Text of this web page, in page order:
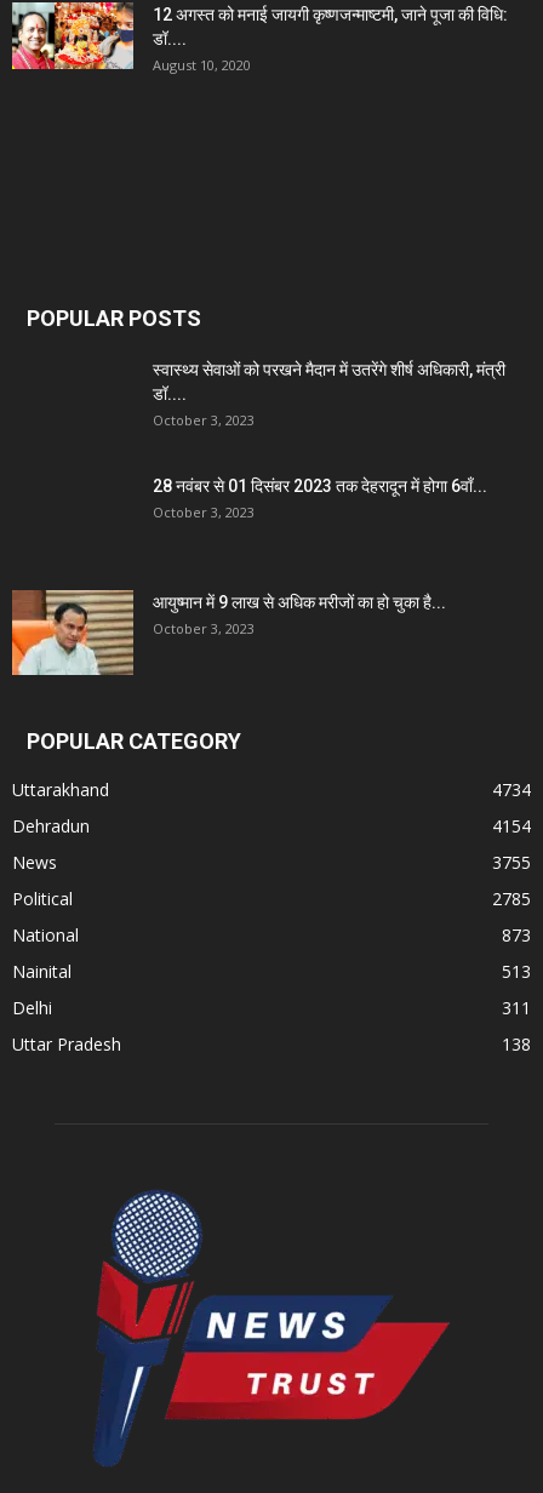
12 अगस्त को मनाई जायगी कृष्णजन्माष्टमी, जाने पूजा की विधि:
डॉ....
August 10, 2020
POPULAR POSTS
स्वास्थ्य सेवाओं को परखने मैदान में उतरेंगे शीर्ष अधिकारी, मंत्री
डॉ....
October 3, 2023
28 नवंबर से 01 दिसंबर 2023 तक देहरादून में होगा 6वाँ...
October 3, 2023
आयुष्मान में 9 लाख से अधिक मरीजों का हो चुका है...
October 3, 2023
POPULAR CATEGORY
Uttarakhand
4734
Dehradun
4154
News
3755
Political
2785
National
873
Nainital
513
Delhi
311
Uttar Pradesh
138